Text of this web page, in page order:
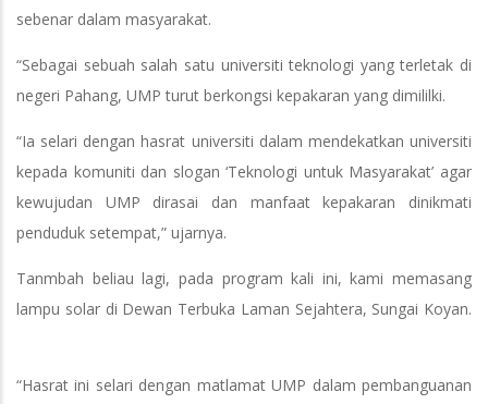
sebenar dalam masyarakat.
“Sebagai sebuah salah satu universiti teknologi yang terletak di
negeri Pahang, UMP turut berkongsi kepakaran yang dimililki.
“Ia selari dengan hasrat universiti dalam mendekatkan universiti
kepada komuniti dan slogan ‘Teknologi untuk Masyarakat’ agar
kewujudan UMP dirasai dan manfaat kepakaran dinikmati
penduduk setempat,” ujarnya.
Tanmbah beliau lagi, pada program kali ini, kami memasang
lampu solar di Dewan Terbuka Laman Sejahtera, Sungai Koyan.
“Hasrat ini selari dengan matlamat UMP dalam pembanguanan